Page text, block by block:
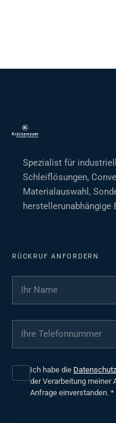
Spezialist für
Schleiflösungen,
Materialauswahl,
herstellerunabhängige
RÜCKRUF ANFORDERN
Ihr Name
Ihre Telefonnummer
Ich habe die
der Verarbeitung meiner
Anfrage einverstanden. *